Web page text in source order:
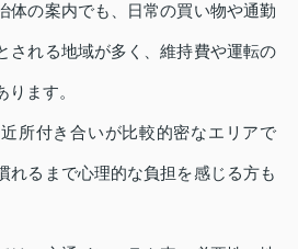
体の案内でも、日常の買い物や通勤
される地域が多く、維持費や運転の
ます。
所付き合いが比較的密なエリアで
れるまで心理的な負担を感じる方も